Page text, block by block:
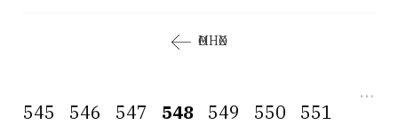
ӨМНӨХ
545 546 547 548 549 550 551
…